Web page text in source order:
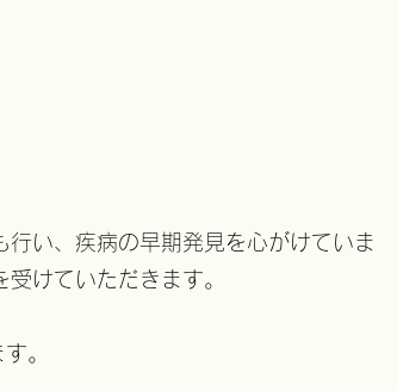
い、疾病の早期発見を心がけていま
けていただきます。
。